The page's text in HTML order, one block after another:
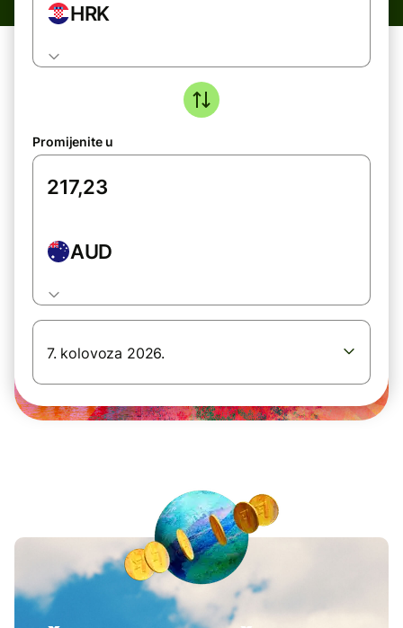
HRK
Promijenite u
AUD
7. kolovoza 2026.